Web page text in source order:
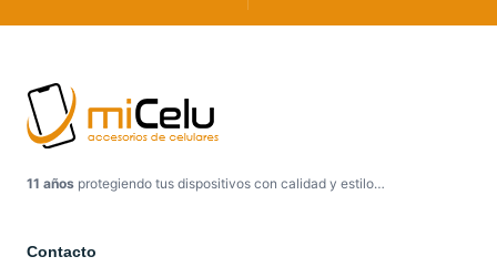
11 años protegiendo tus dispositivos con calidad y estilo…
Contacto